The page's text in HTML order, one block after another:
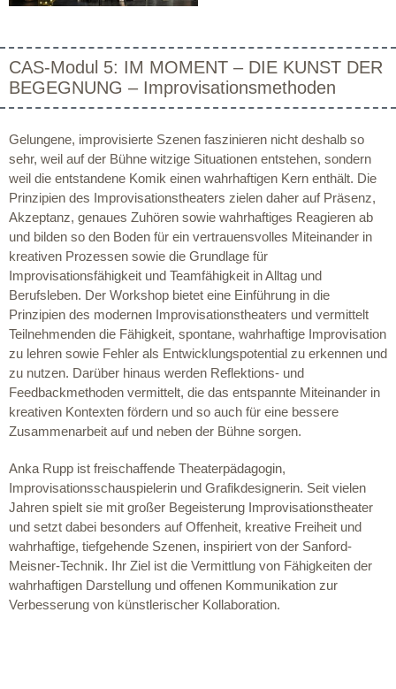
CAS-Modul 5: IM MOMENT – DIE KUNST DER
BEGEGNUNG – Improvisationsmethoden
Gelungene, improvisierte Szenen faszinieren nicht deshalb so
sehr, weil auf der Bühne witzige Situationen entstehen, sondern
weil die entstandene Komik einen wahrhaftigen Kern enthält. Die
Prinzipien des Improvisationstheaters zielen daher auf Präsenz,
Akzeptanz, genaues Zuhören sowie wahrhaftiges Reagieren ab
und bilden so den Boden für ein vertrauensvolles Miteinander in
kreativen Prozessen sowie die Grundlage für
Improvisationsfähigkeit und Teamfähigkeit in Alltag und
Berufsleben. Der Workshop bietet eine Einführung in die
Prinzipien des modernen Improvisationstheaters und vermittelt
Teilnehmenden die Fähigkeit, spontane, wahrhaftige Improvisation
zu lehren sowie Fehler als Entwicklungspotential zu erkennen und
zu nutzen. Darüber hinaus werden Reflektions- und
Feedbackmethoden vermittelt, die das entspannte Miteinander in
kreativen Kontexten fördern und so auch für eine bessere
Zusammenarbeit auf und neben der Bühne sorgen.
Anka Rupp ist freischaffende Theaterpädagogin,
Improvisationsschauspielerin und Grafikdesignerin. Seit vielen
Jahren spielt sie mit großer Begeisterung Improvisationstheater
und setzt dabei besonders auf Offenheit, kreative Freiheit und
wahrhaftige, tiefgehende Szenen, inspiriert von der Sanford-
Meisner-Technik. Ihr Ziel ist die Vermittlung von Fähigkeiten der
wahrhaftigen Darstellung und offenen Kommunikation zur
Verbesserung von künstlerischer Kollaboration.